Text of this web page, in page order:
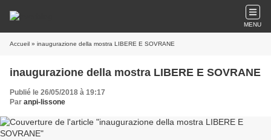
MENU
Accueil » inaugurazione della mostra LIBERE E SOVRANE
inaugurazione della mostra LIBERE E SOVRANE
Publié le 26/05/2018 à 19:17
Par anpi-lissone